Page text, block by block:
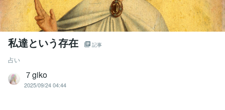
私達という存在 記事
占い
７giko
2025/09/24 04:44